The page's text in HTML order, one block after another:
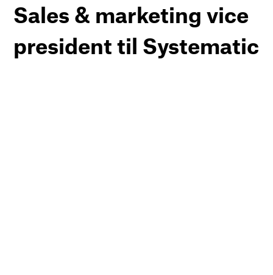
Sales & marketing vice
president til Systematic